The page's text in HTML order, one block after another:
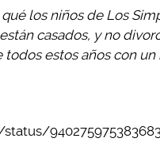
los niños de Los
casados, y no
todos estos años con